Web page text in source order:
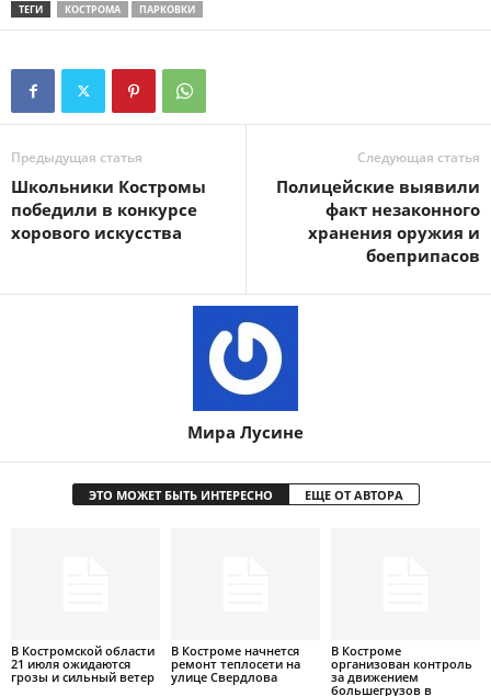
ТЕГИ КОСТРОМА ПАРКОВКИ
Предыдущая статья
Школьники Костромы
победили в конкурсе
хорового искусства
Следующая статья
Полицейские выявили
факт незаконного
хранения оружия и
боеприпасов
Мира Лусине
ЭТО МОЖЕТ БЫТЬ ИНТЕРЕСНО ЕЩЕ ОТ АВТОРА
В Костромской области
21 июля ожидаются
грозы и сильный ветер
В Костроме начнется
ремонт теплосети на
улице Свердлова
В Костроме
организован контроль
за движением
большегрузов в